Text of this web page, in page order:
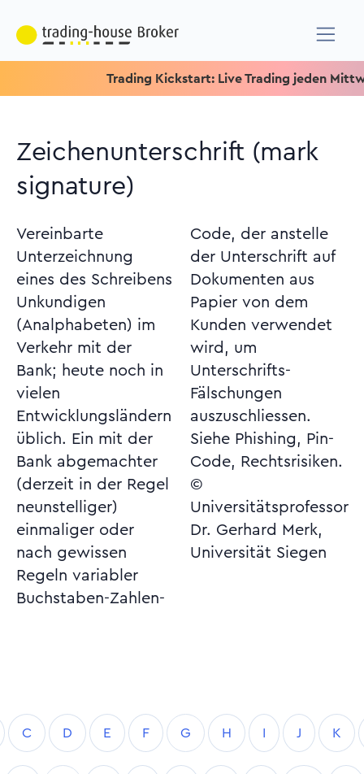
Trading Kickstart: Live Trading jeden
Zeichenunterschrift (mark
signature)
Vereinbarte
Unterzeichnung
eines des Schreibens
Unkundigen
(Analphabeten) im
Verkehr mit der
Bank; heute noch in
vielen
Entwicklungsländern
üblich. Ein mit der
Bank abgemachter
(derzeit in der Regel
neunstelliger)
einmaliger oder
nach gewissen
Regeln variabler
Buchstaben-Zahlen-
Code, der anstelle
der Unterschrift auf
Dokumenten aus
Papier von dem
Kunden verwendet
wird, um
Unterschrifts-
Fälschungen
auszuschliessen.
Siehe Phishing, Pin-
Code, Rechtsrisiken.
©
Universitätsprofessor
Dr. Gerhard Merk,
Universität Siegen
C D E F G H I J K